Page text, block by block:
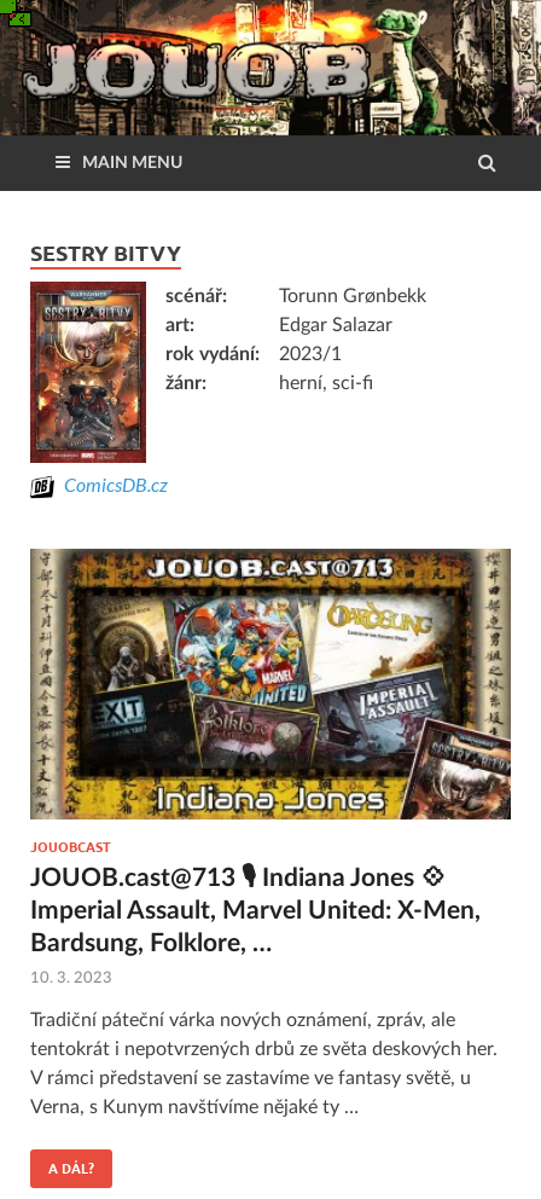
MAIN MENU
SESTRY BITVY
scénář:
Torunn Grønbekk
art:
Edgar Salazar
rok vydání:
2023/1
žánr:
herní, sci-fi
ComicsDB.cz
JOUOBCAST
JOUOB.cast@713 🎙 Indiana Jones 💠
Imperial Assault, Marvel United: X-Men,
Bardsung, Folklore, …
10. 3. 2023
Tradiční páteční várka nových oznámení, zpráv, ale
tentokrát i nepotvrzených drbů ze světa deskových her.
V rámci představení se zastavíme ve fantasy světě, u
Verna, s Kunym navštívíme nějaké ty …
A DÁL?